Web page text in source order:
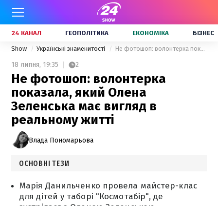
24 КАНАЛ ГЕОПОЛІТИКА ЕКОНОМІКА БІЗНЕС
Show Українські знаменитості Не фотошоп: волонтерка показала, який Олена Зеленська має вигляд в реальному житті
18 липня, 19:35 2
Не фотошоп: волонтерка
показала, який Олена
Зеленська має вигляд в
реальному житті
Влада Пономарьова
ОСНОВНІ ТЕЗИ
Марія Данильченко провела майстер-клас
для дітей у таборі "Космотабір", де